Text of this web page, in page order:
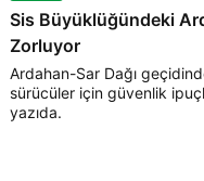
Sis Büyüklüğündeki
Zorluyor
Ardahan-Sar Dağı
sürücüler için güvenlik
yazıda.